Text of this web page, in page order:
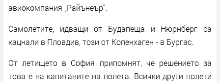
авиокомпания „Райънеър“.
Самолетите, идващи от Будапеща и Нюрнберг са
кацнали в Пловдив, този от Копенхаген - в Бургас.
От летището в София припомнят, че решението за
това е на капитаните на полета. Всички други полети